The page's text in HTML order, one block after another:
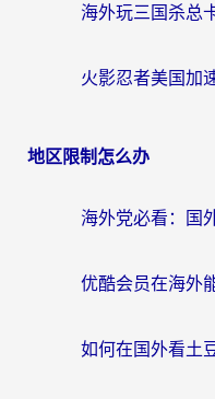
地区限制怎么办